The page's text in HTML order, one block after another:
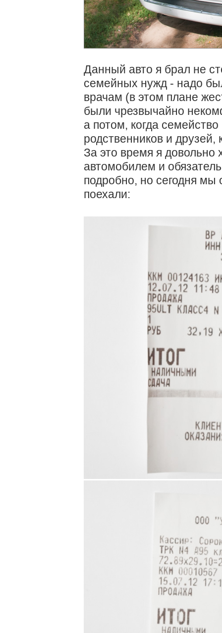
Данный авто я брал не
семейных нужд - надо
врачам (в этом плане
были чрезвычайно
а потом, когда
родственников и друзей,
За это время я довольно
автомобилем и
подробно, но сегодня мы
поехали: